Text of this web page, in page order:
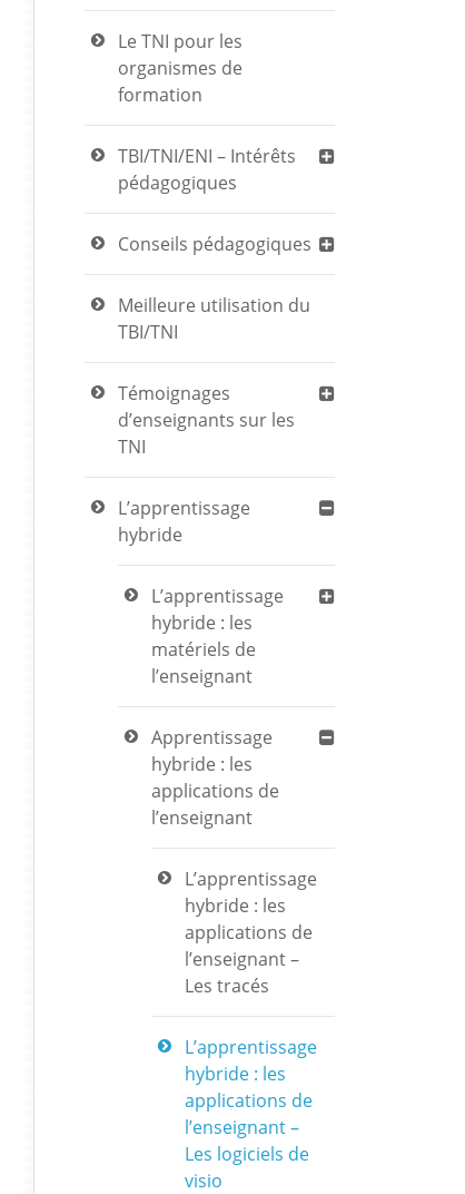
Le TNI pour les
organismes de
formation
TBI/TNI/ENI – Intérêts
pédagogiques
Conseils pédagogiques
Meilleure utilisation du
TBI/TNI
Témoignages
d’enseignants sur les
TNI
L’apprentissage
hybride
L’apprentissage
hybride : les
matériels de
l’enseignant
Apprentissage
hybride : les
applications de
l’enseignant
L’apprentissage
hybride : les
applications de
l’enseignant –
Les tracés
L’apprentissage
hybride : les
applications de
l’enseignant –
Les logiciels de
visio